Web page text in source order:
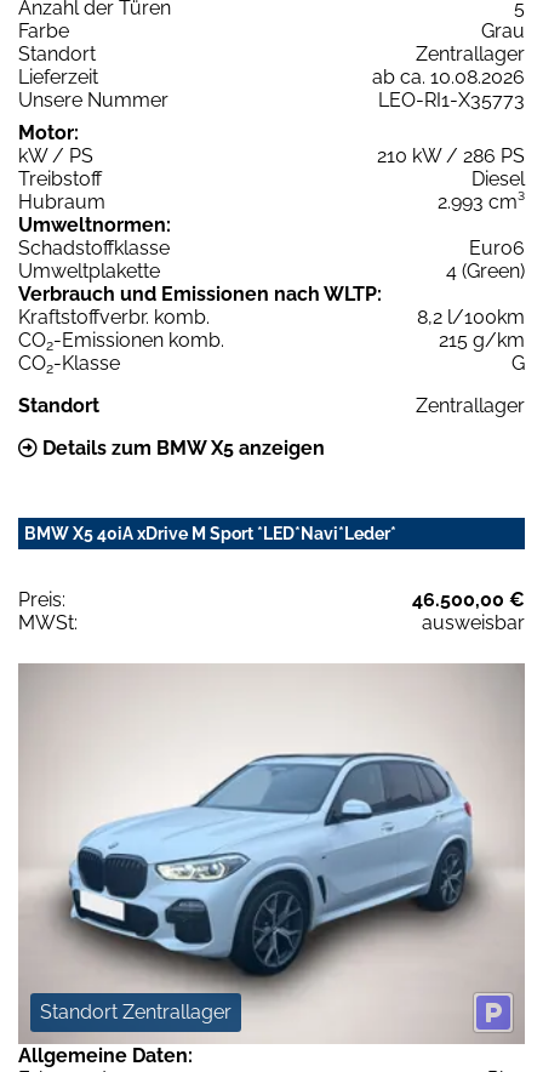
Anzahl der Türen
5
Farbe
Grau
Standort
Zentrallager
Lieferzeit
ab ca. 10.08.2026
Unsere Nummer
LEO-RI1-X35773
Motor:
kW / PS
210 kW / 286 PS
Treibstoff
Diesel
Hubraum
2.993 cm³
Umweltnormen:
Schadstoffklasse
Euro6
Umweltplakette
4 (Green)
Verbrauch und Emissionen nach WLTP:
Kraftstoffverbr. komb.
8,2 l/100km
CO2-Emissionen komb.
215 g/km
CO2-Klasse
G
Standort
Zentrallager
Details zum BMW X5 anzeigen
BMW X5 40iA xDrive M Sport *LED*Navi*Leder*
Preis:
46.500,00 €
MWSt:
ausweisbar
Standort Zentrallager
Allgemeine Daten: